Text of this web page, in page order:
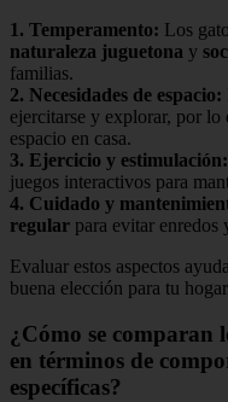
1. Temperamento: Los
naturaleza juguetona y
familias.
2. Necesidades de espacio:
ejercitarse y explorar, por
espacio en casa.
3. Ejercicio y estimulación:
juegos interactivos para
4. Cuidado y
regular para evitar enredos
Evaluar estos aspectos
buena elección para tu
¿Cómo se comparan
en términos de
específicas?